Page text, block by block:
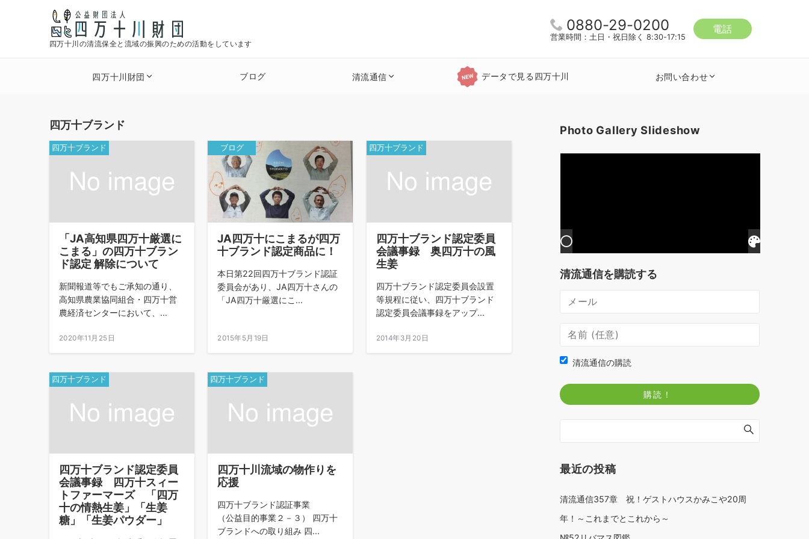
四万十川の清流保全と流域の振興のための活動をしています
0880-29-0200
営業時間：土日・祝日除く 8:30-17:15
電話
四万十川財団 ブログ 清流通信 データで見る四万十川 お問い合わせ
四万十ブランド
四万十ブランド
「JA高知県四万十厳選に
こまる」の四万十ブラン
ド認定 解除について
新聞報道等でもご承知の通り、
高知県農業協同組合・四万十営
農経済センターにおいて、...
2020年11月25日
ブログ
JA四万十にこまるが四万
十ブランド認定商品に！
本日第22回四万十ブランド認証
委員会があり、JA四万十さんの
「JA四万十厳選にこ...
2015年5月19日
四万十ブランド
四万十ブランド認定委員
会議事録 奥四万十の風
生姜
四万十ブランド認定委員会設置
等規程に従い、四万十ブランド
認定委員会議事録をアップ...
2014年3月20日
四万十ブランド
四万十ブランド認定委員
会議事録 四万十スィー
トファーマーズ 「四万
十の情熱生姜」「生姜
糖」「生姜パウダー」
四万十ブランド
四万十川流域の物作りを
応援
四万十ブランド認証事業
（公益目的事業２－３） 四万十
ブランドへの取り組み 四...
Photo Gallery Slideshow
清流通信を購読する
清流通信の購読
最近の投稿
清流通信357章 祝！ゲストハウスかみこや20周
年！～これまでとこれから～